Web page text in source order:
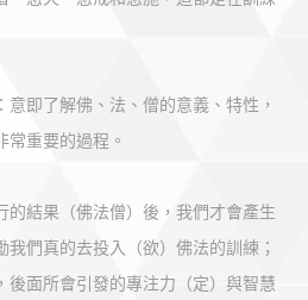
即了解佛、法、僧的意義、特性，
重要的過程。
的結果（佛法僧）後，我們才會產生
們真的去投入（欲）佛法的訓練；
後面所會引發的專注力（定）與智慧